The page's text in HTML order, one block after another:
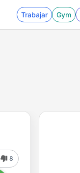
Trabajar Gym
8